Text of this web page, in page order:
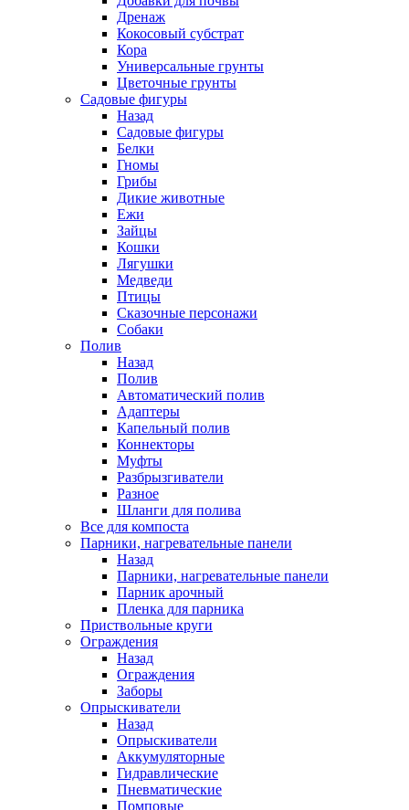
Дренаж
Кокосовый субстрат
Кора
Универсальные грунты
Цветочные грунты
Садовые фигуры
Назад
Садовые фигуры
Белки
Гномы
Грибы
Дикие животные
Ежи
Зайцы
Кошки
Лягушки
Медведи
Птицы
Сказочные персонажи
Собаки
Полив
Назад
Полив
Автоматический полив
Адаптеры
Капельный полив
Коннекторы
Муфты
Разбрызгиватели
Разное
Шланги для полива
Все для компоста
Парники, нагревательные панели
Назад
Парники, нагревательные панели
Парник арочный
Пленка для парника
Приствольные круги
Ограждения
Назад
Ограждения
Заборы
Опрыскиватели
Назад
Опрыскиватели
Аккумуляторные
Гидравлические
Пневматические
Помповые